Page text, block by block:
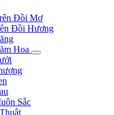
Đồi Mơ
Đồi Hương
Hoa
Sắc